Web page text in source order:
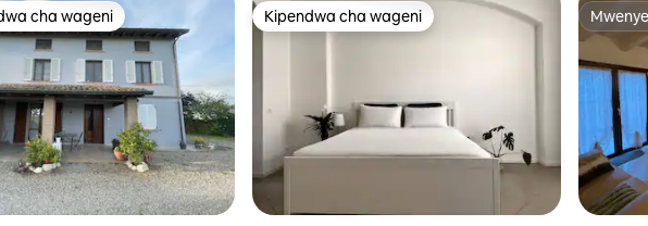
wa 5 kati ya 5, tathmini 16
maarufu cha wageni
cha wageni Kipendwa cha wageni
Kipendwa cha wageni